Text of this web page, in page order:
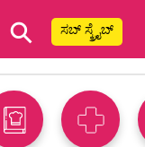
⚲ ಸಬ್ ಸ್ಕ್ರೈಬ್